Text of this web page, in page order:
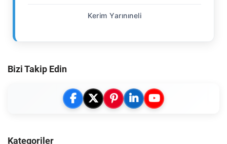
Kerim Yarınıneli
Bizi Takip Edin
Kategoriler